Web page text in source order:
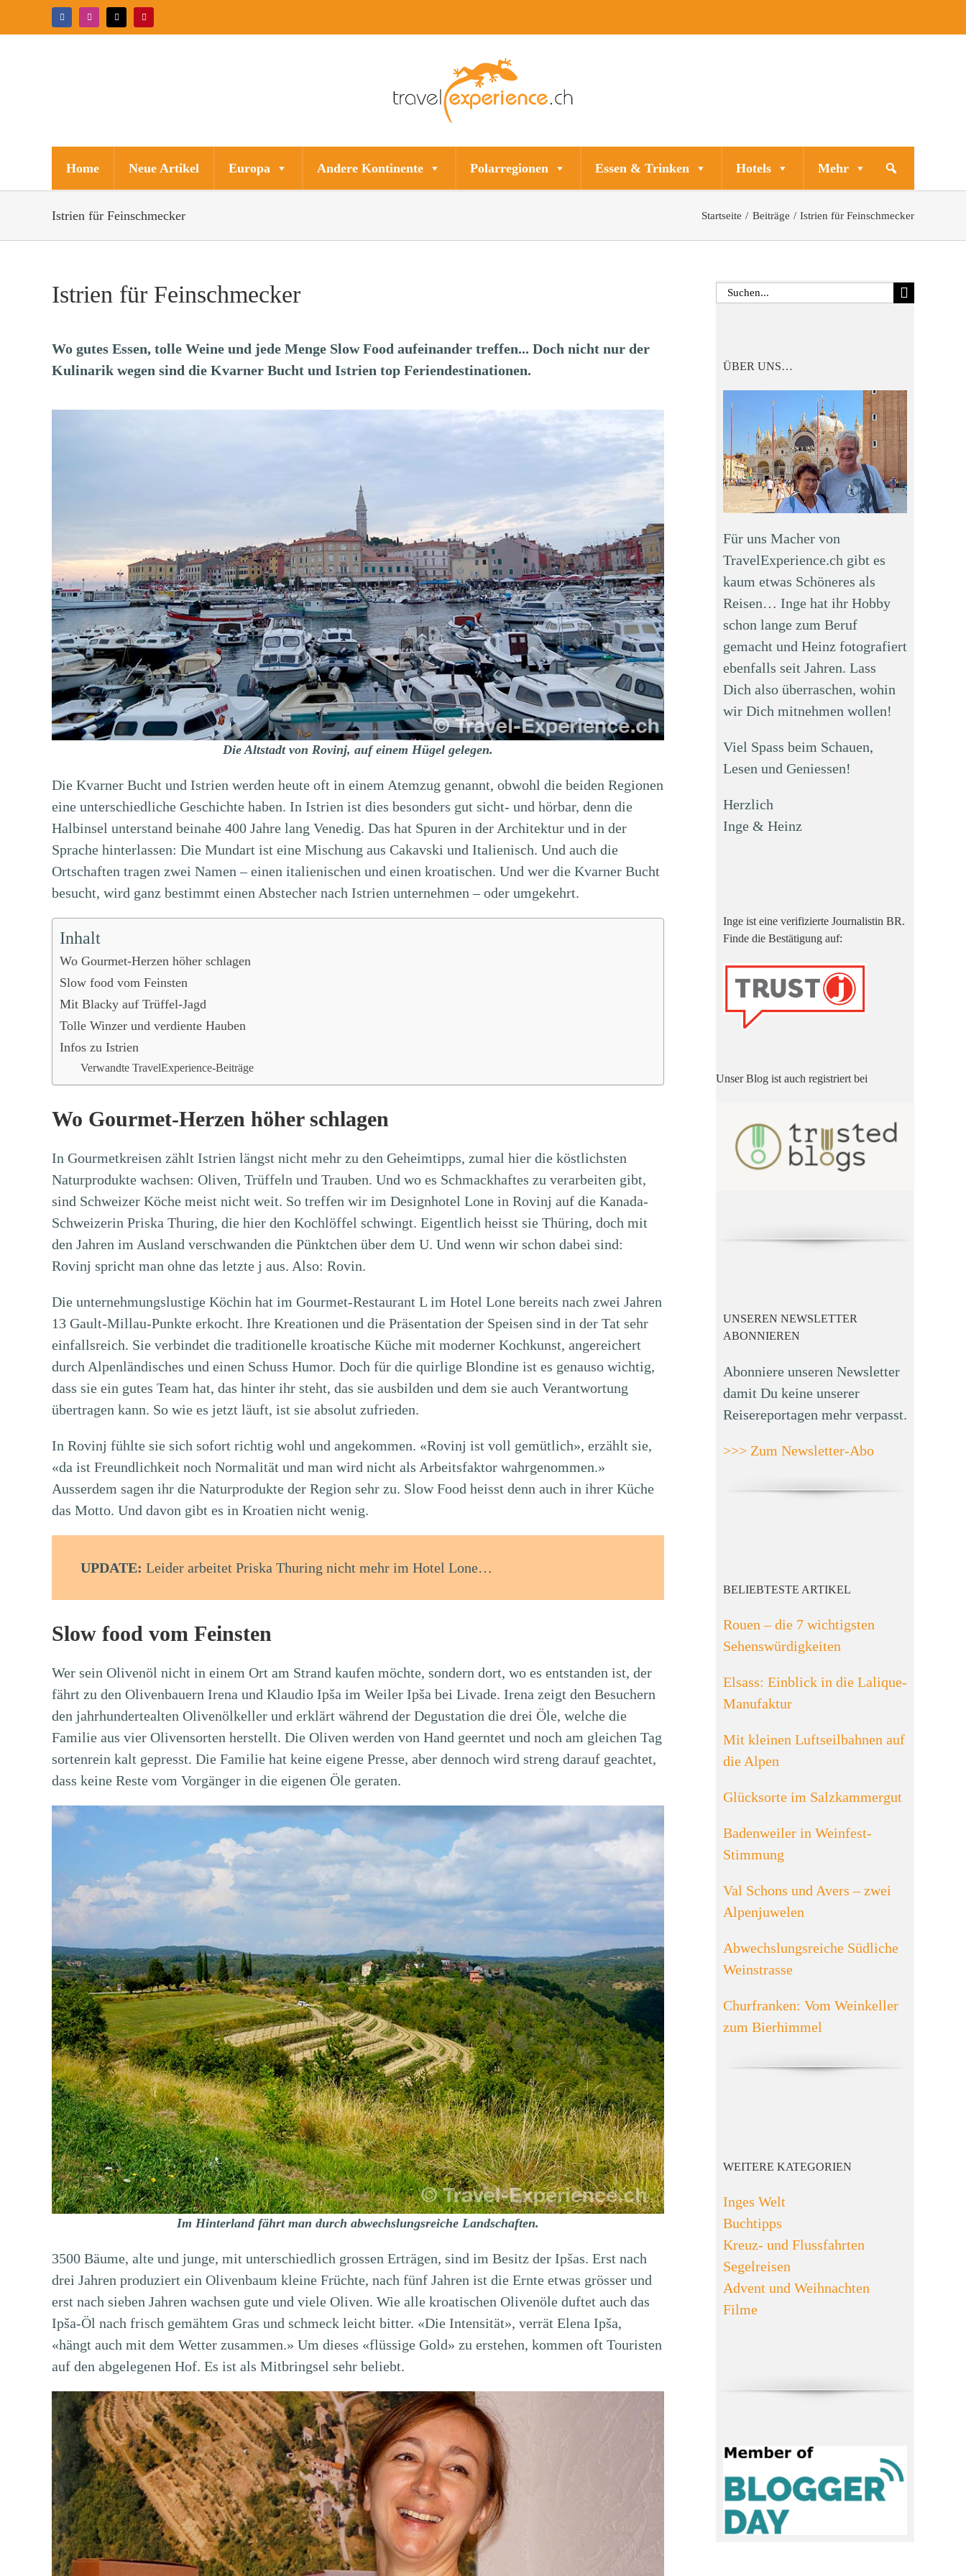
Inhalt
FacebookInstagram
X Pinterest
Home Neue Artikel Europa Andere Kontinente Polarregionen Essen & Trinken Hotels Mehr
Istrien für Feinschmecker Startseite Beiträge Istrien für Feinschmecker
Istrien für Feinschmecker
Wo gutes Essen, tolle Weine und jede Menge Slow Food aufeinander treffen... Doch nicht nur der
Kulinarik wegen sind die Kvarner Bucht und Istrien top Feriendestinationen.
Die Altstadt von Rovinj, auf einem Hügel gelegen.
Die Kvarner Bucht und Istrien werden heute oft in einem Atemzug genannt, obwohl die beiden Regionen
eine unterschiedliche Geschichte haben. In Istrien ist dies besonders gut sicht- und hörbar, denn die
Halbinsel unterstand beinahe 400 Jahre lang Venedig. Das hat Spuren in der Architektur und in der
Sprache hinterlassen: Die Mundart ist eine Mischung aus Cakavski und Italienisch. Und auch die
Ortschaften tragen zwei Namen – einen italienischen und einen kroatischen. Und wer die Kvarner Bucht
besucht, wird ganz bestimmt einen Abstecher nach Istrien unternehmen – oder umgekehrt.
Inhalt
Wo Gourmet-Herzen höher schlagen
Slow food vom Feinsten
Mit Blacky auf Trüffel-Jagd
Tolle Winzer und verdiente Hauben
Infos zu Istrien
Verwandte TravelExperience-Beiträge
Wo Gourmet-Herzen höher schlagen
In Gourmetkreisen zählt Istrien längst nicht mehr zu den Geheimtipps, zumal hier die köstlichsten
Naturprodukte wachsen: Oliven, Trüffeln und Trauben. Und wo es Schmackhaftes zu verarbeiten gibt,
sind Schweizer Köche meist nicht weit. So treffen wir im Designhotel Lone in Rovinj auf die Kanada-
Schweizerin Priska Thuring, die hier den Kochlöffel schwingt. Eigentlich heisst sie Thüring, doch mit
den Jahren im Ausland verschwanden die Pünktchen über dem U. Und wenn wir schon dabei sind:
Rovinj spricht man ohne das letzte j aus. Also: Rovin.
Die unternehmungslustige Köchin hat im Gourmet-Restaurant L im Hotel Lone bereits nach zwei Jahren
13 Gault-Millau-Punkte erkocht. Ihre Kreationen und die Präsentation der Speisen sind in der Tat sehr
einfallsreich. Sie verbindet die traditionelle kroatische Küche mit moderner Kochkunst, angereichert
durch Alpenländisches und einen Schuss Humor. Doch für die quirlige Blondine ist es genauso wichtig,
dass sie ein gutes Team hat, das hinter ihr steht, das sie ausbilden und dem sie auch Verantwortung
übertragen kann. So wie es jetzt läuft, ist sie absolut zufrieden.
In Rovinj fühlte sie sich sofort richtig wohl und angekommen. «Rovinj ist voll gemütlich», erzählt sie,
«da ist Freundlichkeit noch Normalität und man wird nicht als Arbeitsfaktor wahrgenommen.»
Ausserdem sagen ihr die Naturprodukte der Region sehr zu. Slow Food heisst denn auch in ihrer Küche
das Motto. Und davon gibt es in Kroatien nicht wenig.
UPDATE: Leider arbeitet Priska Thuring nicht mehr im Hotel Lone…
Slow food vom Feinsten
Wer sein Olivenöl nicht in einem Ort am Strand kaufen möchte, sondern dort, wo es entstanden ist, der
fährt zu den Olivenbauern Irena und Klaudio Ipša im Weiler Ipša bei Livade. Irena zeigt den Besuchern
den jahrhundertealten Olivenölkeller und erklärt während der Degustation die drei Öle, welche die
Familie aus vier Olivensorten herstellt. Die Oliven werden von Hand geerntet und noch am gleichen Tag
sortenrein kalt gepresst. Die Familie hat keine eigene Presse, aber dennoch wird streng darauf geachtet,
dass keine Reste vom Vorgänger in die eigenen Öle geraten.
Im Hinterland fährt man durch abwechslungsreiche Landschaften.
3500 Bäume, alte und junge, mit unterschiedlich grossen Erträgen, sind im Besitz der Ipšas. Erst nach
drei Jahren produziert ein Olivenbaum kleine Früchte, nach fünf Jahren ist die Ernte etwas grösser und
erst nach sieben Jahren wachsen gute und viele Oliven. Wie alle kroatischen Olivenöle duftet auch das
Ipša-Öl nach frisch gemähtem Gras und schmeck leicht bitter. «Die Intensität», verrät Elena Ipša,
«hängt auch mit dem Wetter zusammen.» Um dieses «flüssige Gold» zu erstehen, kommen oft Touristen
auf den abgelegenen Hof. Es ist als Mitbringsel sehr beliebt.
Suche
ÜBER UNS…
Für uns Macher von
TravelExperience.ch gibt es
kaum etwas Schöneres als
Reisen… Inge hat ihr Hobby
schon lange zum Beruf
gemacht und Heinz fotografiert
ebenfalls seit Jahren. Lass
Dich also überraschen, wohin
wir Dich mitnehmen wollen!
Viel Spass beim Schauen,
Lesen und Geniessen!
Herzlich
Inge & Heinz
Inge ist eine verifizierte Journalistin BR.
Finde die Bestätigung auf:
Unser Blog ist auch registriert bei
UNSEREN NEWSLETTER
ABONNIEREN
Abonniere unseren Newsletter
damit Du keine unserer
Reisereportagen mehr verpasst.
>>> Zum Newsletter-Abo
BELIEBTESTE ARTIKEL
Rouen – die 7 wichtigsten
Sehenswürdigkeiten
Elsass: Einblick in die Lalique-
Manufaktur
Mit kleinen Luftseilbahnen auf
die Alpen
Glücksorte im Salzkammergut
Badenweiler in Weinfest-
Stimmung
Val Schons und Avers – zwei
Alpenjuwelen
Abwechslungsreiche Südliche
Weinstrasse
Churfranken: Vom Weinkeller
zum Bierhimmel
WEITERE KATEGORIEN
Inges Welt
Buchtipps
Kreuz- und Flussfahrten
Segelreisen
Advent und Weihnachten
Filme